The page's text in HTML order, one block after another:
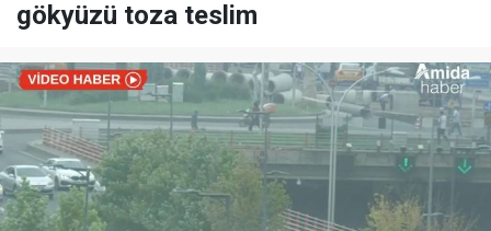
gökyüzü toza teslim